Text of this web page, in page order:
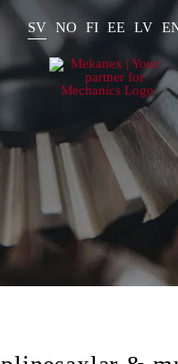
SV NO FI EE LV